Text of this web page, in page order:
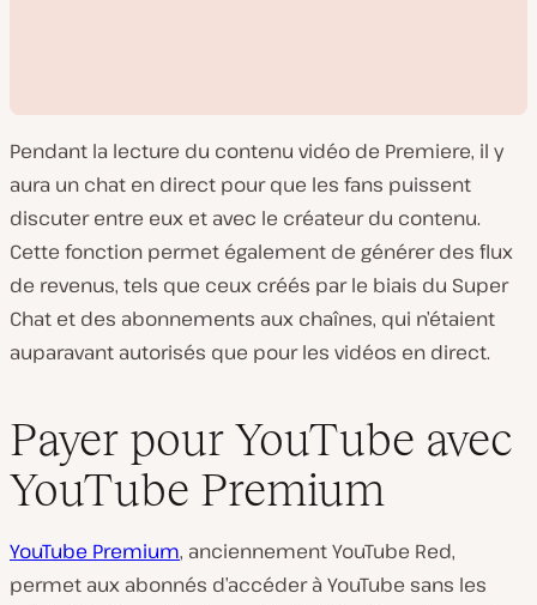
e
a
é
o
Pendant la lecture du contenu vidéo de Premiere, il y
aura un chat en direct pour que les fans puissent
discuter entre eux et avec le créateur du contenu.
Cette fonction permet également de générer des flux
de revenus, tels que ceux créés par le biais du Super
Chat et des abonnements aux chaînes, qui n’étaient
auparavant autorisés que pour les vidéos en direct.
Payer pour YouTube avec
YouTube Premium
YouTube Premium, anciennement YouTube Red,
permet aux abonnés d’accéder à YouTube sans les